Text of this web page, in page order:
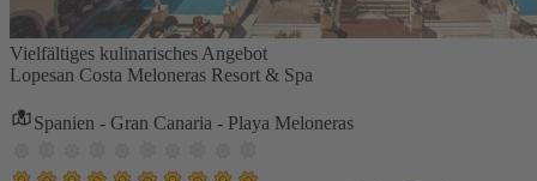
Vielfältiges kulinarisches Angebot
Lopesan Costa Meloneras Resort & Spa
Spanien - Gran Canaria - Playa Meloneras